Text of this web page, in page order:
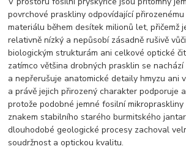
povrchové praskliny odpovídající
materiálu během desítek milionů let, přičemž
relativně nízký a nepůsobí zásadně rušivě
biologickým strukturám ani celkové optické
zatímco většina drobných prasklin se
a nepřerušuje anatomické detaily hmyzu ani
a právě jejich přirozený charakter podporuje
protože podobné jemné fosilní mikropraskliny
znakem stabilního starého burmitského
dlouhodobé geologické procesy zachoval
soudržnost a optickou kvalitu.